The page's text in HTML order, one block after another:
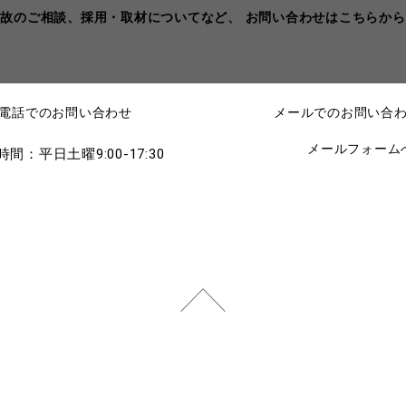
のご相談、採用・取材についてなど、 お問い合わせはこちらから
話でのお問い合わせ メールでのお問い合
メールフォーム